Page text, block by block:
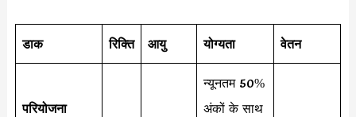
डाक रिक्ति आयु योग्यता वेतन
परियोजना
न्यूनतम 50%
अंकों के साथ